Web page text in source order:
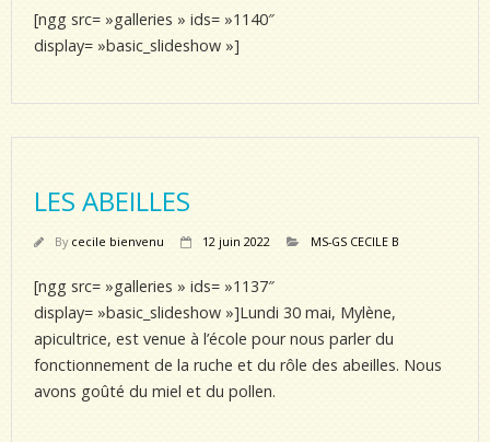
[ngg src= »galleries » ids= »1140″
display= »basic_slideshow »]
LES ABEILLES
By cecile bienvenu 12 juin 2022 MS-GS CECILE B
[ngg src= »galleries » ids= »1137″
display= »basic_slideshow »]Lundi 30 mai, Mylène,
apicultrice, est venue à l’école pour nous parler du
fonctionnement de la ruche et du rôle des abeilles. Nous
avons goûté du miel et du pollen.